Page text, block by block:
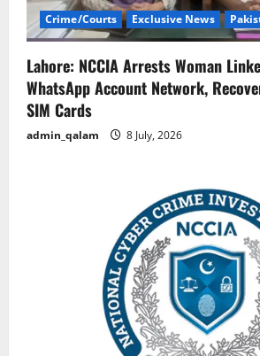
Crime/Courts Exclusive News
Lahore: NCCIA Arrests Woman
WhatsApp Account Network,
SIM Cards
admin_qalam 8 July, 2026